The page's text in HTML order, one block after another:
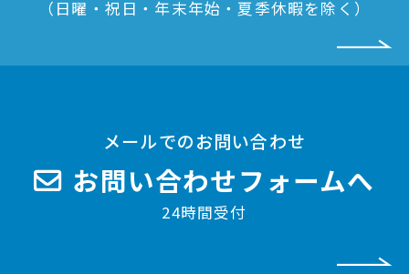
（日曜・祝日・年末年始・夏季休暇を除く）
メールでのお問い合わせ
お問い合わせフォームへ
24時間受付